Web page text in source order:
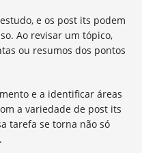
e os post its podem
Ao revisar um tópico,
ou resumos dos pontos
e a identificar áreas
a variedade de post its
tarefa se torna não só